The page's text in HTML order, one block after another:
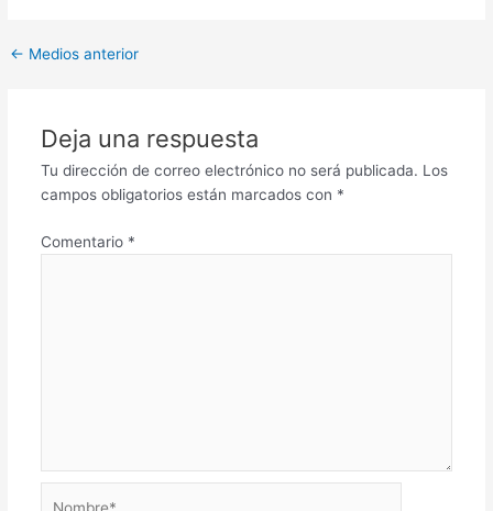
← Medios anterior
Deja una respuesta
Tu dirección de correo electrónico no será publicada. Los
campos obligatorios están marcados con *
Comentario *